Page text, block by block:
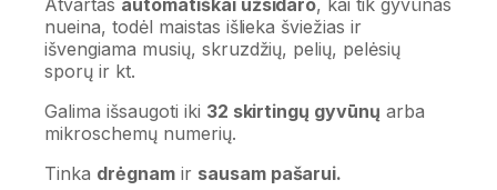
nueina, todėl maistas išlieka šviežias ir
išvengiama musių, skruzdžių, pelių, pelėsių
sporų ir kt.
Galima išsaugoti iki 32 skirtingų gyvūnų arba
mikroschemų numerių.
Tinka drėgnamir sausam pašarui.